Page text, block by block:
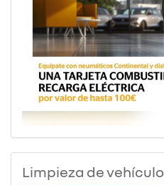
Limpieza de vehículo